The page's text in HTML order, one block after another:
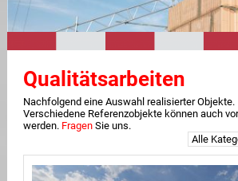
Qualitätsarbeiten
Nachfolgend eine Auswahl realisierter Objekte.
Verschiedene Referenzobjekte können auch
werden. FragenSie uns.